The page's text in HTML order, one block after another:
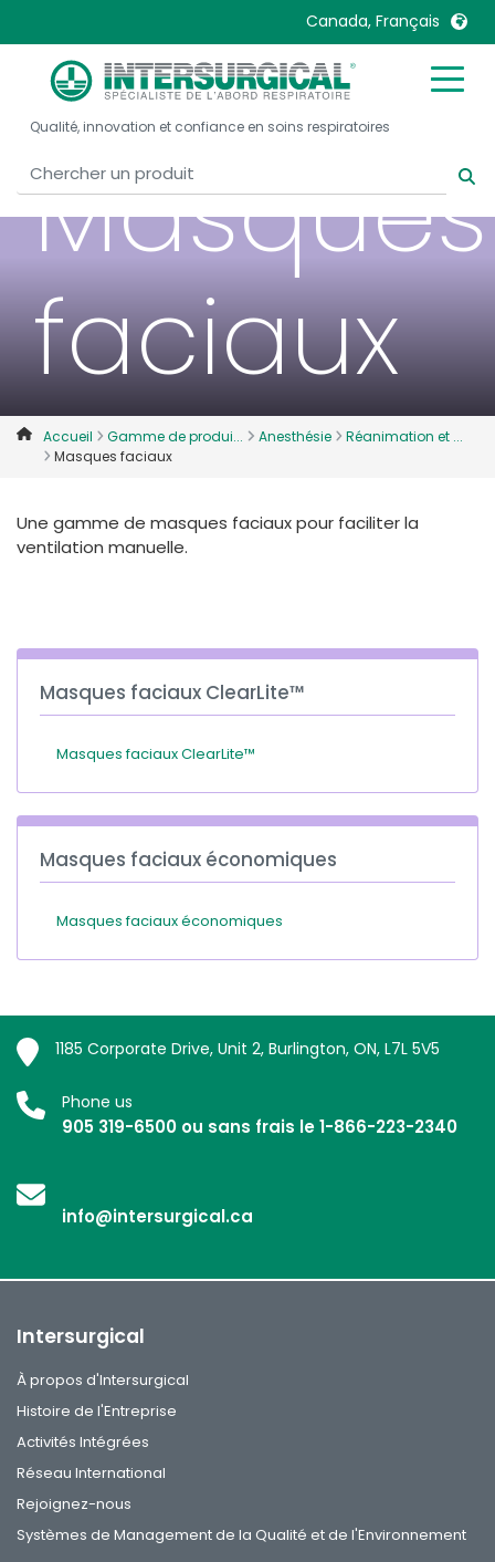
Canada, Français
United Kingdom
United States
Australia
Belgique, Français
Canada, Français
China
Denmark
France
Italia
Malaysia
Nederlands
Norway
Russia
Qualité, innovation et confiance en soins respiratoires
Masques
faciaux
Accueil Gamme de produi... Anesthésie
Réanimation et ...
Masques faciaux
Une gamme de masques faciaux pour faciliter la
ventilation manuelle.
Masques faciaux ClearLite™
Masques faciaux ClearLite™
Masques faciaux économiques
Masques faciaux économiques
1185 Corporate Drive, Unit 2, Burlington, ON, L7L 5V5
Phone us
905 319-6500 ou sans frais le 1-866-223-2340
info@intersurgical.ca
Intersurgical
À propos d'Intersurgical
Histoire de l'Entreprise
Activités Intégrées
Réseau International
Rejoignez-nous
Systèmes de Management de la Qualité et de l'Environnement